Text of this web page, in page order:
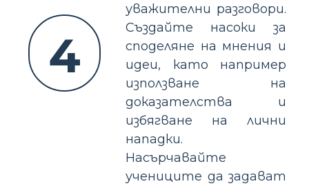
4
уважителни разговори.
Създайте насоки за
споделяне на мнения и
идеи, като например
използване на
доказателства и
избягване на лични
нападки.
Насърчавайте
учениците да задават